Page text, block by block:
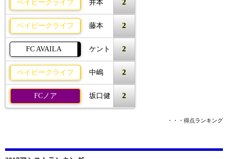
ベイビークライフ 井本 2
ベイビークライフ 藤本 2
FC AVAILA ケント 2
ベイビークライフ 中嶋 2
FCノア 坂口健 2
・・・得点ランキング